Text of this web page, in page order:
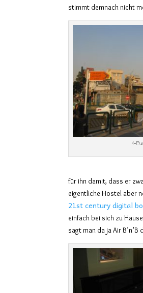
stimmt demnach nicht
1-
für ihn damit, dass er
eigentliche Hostel aber
21st century digital
einfach bei sich zu
sagt man da ja Air B’n’B